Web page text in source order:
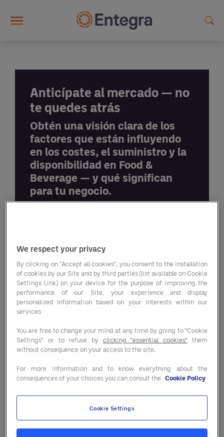
Anticípate al mercado — no
te quedes atrás
Obtén una visión clara de los
factores que están influyendo
en los costes, el suministro y la
disponibilidad en Food &
Beverage — y qué significan
para tu negocio.
Las condiciones del mercado están
cambiando más rápido que nunca — y no
siempre en la misma dirección. Entre
variaciones en los precios de las
materias primas, presiones en la cadena
de suministro y la estacionalidad,
mantenerse informado es clave para
proteger tus márgenes.
lo que está ocurriendo en las principales
categorías — y dónde se encuentran las
We respect your privacy
By clicking on "Accept all cookies", you consent to the installation
of cookies by our Site and by third parties (list available on Cookie
Settings Link) on your device for the purpose of improving the
performance of our Site, your experience and display
personalized information based on your interests within our
services
You are free to change your mind at any time by going to "Cookie
Settings" or to refuse by clicking "essential cookies" them
without consequence on your access to the site.
For more information and to know everything about the
consequences of your choices you can consult the Cookie Policy
Cookie Settings